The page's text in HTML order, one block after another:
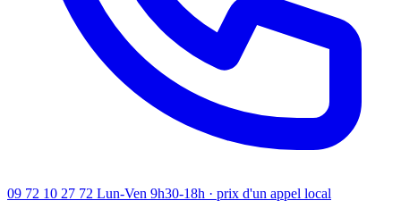
09 72 10 27 72 Lun-Ven 9h30-18h · prix d'un appel local